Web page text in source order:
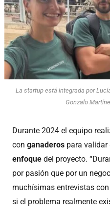
La startup está integrada por
Gonzalo
Durante 2024 el equipo
con ganaderos para validar
enfoque del proyecto.
por pasión que por un
muchísimas entrevistas
si el problema realmente